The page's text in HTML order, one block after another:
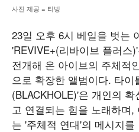
사진 제공 = 티빙
23일 오후 6시 베일을 벗는
'REVIVE+(리바이브 플러스
전개해 온 아이브의 주체적
으로 확장한 앨범이다. 타이
(BLACKHOLE)'은 개인의
고 연결되는 힘을 노래하며
는 '주체적 연대'의 메시지를